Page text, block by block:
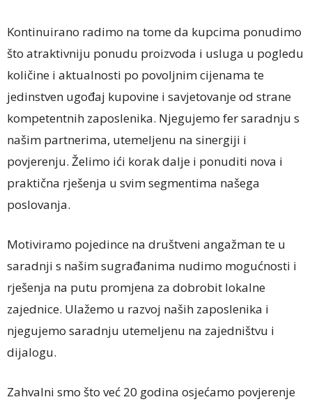
Kontinuirano radimo na tome da kupcima ponudimo
što atraktivniju ponudu proizvoda i usluga u pogledu
količine i aktualnosti po povoljnim cijenama te
jedinstven ugođaj kupovine i savjetovanje od strane
kompetentnih zaposlenika. Njegujemo fer saradnju s
našim partnerima, utemeljenu na sinergiji i
povjerenju. Želimo ići korak dalje i ponuditi nova i
praktična rješenja u svim segmentima našega
poslovanja.
Motiviramo pojedince na društveni angažman te u
saradnji s našim sugrađanima nudimo mogućnosti i
rješenja na putu promjena za dobrobit lokalne
zajednice. Ulažemo u razvoj naših zaposlenika i
njegujemo saradnju utemeljenu na zajedništvu i
dijalogu.
Zahvalni smo što već 20 godina osjećamo povjerenje